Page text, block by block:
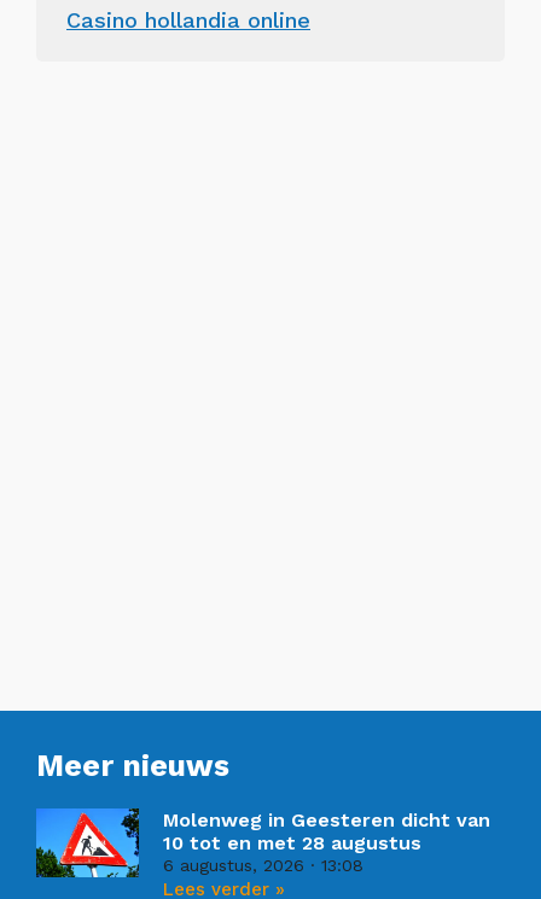
Casino hollandia online
Meer nieuws
Molenweg in Geesteren dicht van
10 tot en met 28 augustus
6 augustus, 2026 13:08
Lees verder »